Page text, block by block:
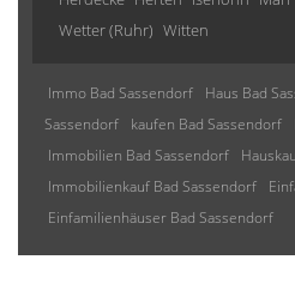
Wetter (Ruhr) Witten
Immo Bad Sassendorf Haus Bad
Sassendorf
kaufen Bad Sassendorf
Immobilien Bad Sassendorf
Immobilienkauf Bad Sassendorf
Einfamilienhäuser Bad Sassendorf